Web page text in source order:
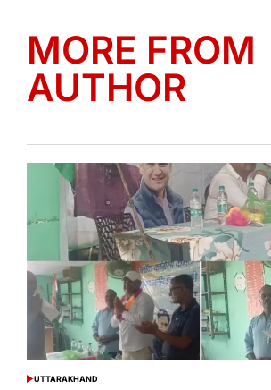
MORE FROM
AUTHOR
POSTED
UTTARAKHAND